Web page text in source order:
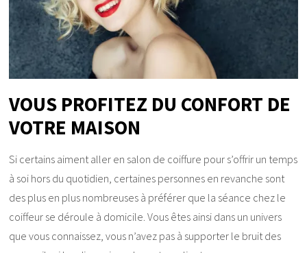
VOUS PROFITEZ DU CONFORT DE
VOTRE MAISON
Si certains aiment aller en salon de coiffure pour s’offrir un temps
à soi hors du quotidien, certaines personnes en revanche sont
des plus en plus nombreuses à préférer que la séance chez le
coiffeur se déroule à domicile. Vous êtes ainsi dans un univers
que vous connaissez, vous n’avez pas à supporter le bruit des